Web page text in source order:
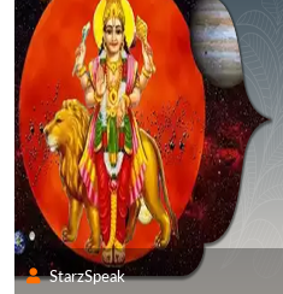
StarzSpeak